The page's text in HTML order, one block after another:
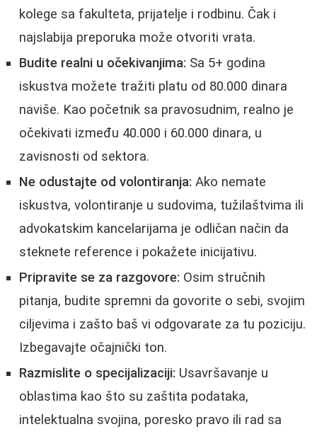
kolege sa fakulteta, prijatelje i rodbinu. Čak i
najslabija preporuka može otvoriti vrata.
Budite realni u očekivanjima: Sa 5+ godina
iskustva možete tražiti platu od 80.000 dinara
naviše. Kao početnik sa pravosudnim, realno je
očekivati između 40.000 i 60.000 dinara, u
zavisnosti od sektora.
Ne odustajte od volontiranja: Ako nemate
iskustva, volontiranje u sudovima, tužilaštvima ili
advokatskim kancelarijama je odličan način da
steknete reference i pokažete inicijativu.
Pripravite se za razgovore: Osim stručnih
pitanja, budite spremni da govorite o sebi, svojim
ciljevima i zašto baš vi odgovarate za tu poziciju.
Izbegavajte očajnički ton.
Razmislite o specijalizaciji: Usavršavanje u
oblastima kao što su zaštita podataka,
intelektualna svojina, poresko pravo ili rad sa